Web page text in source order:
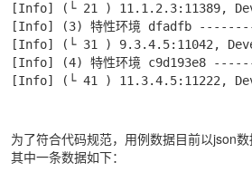
[Info] (└ 21 ) 11.1.2.3:11389,
[Info] (3) 特性环境 dfadfb
[Info] (└ 31 ) 9.3.4.5:11042,
[Info] (4) 特性环境 c9d193e8
[Info] (└ 41 ) 11.3.4.5:11222,
为了符合代码规范，用例数据目前以json
其中一条数据如下：